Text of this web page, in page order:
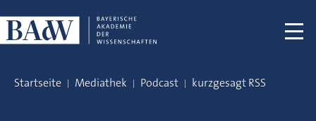
Startseite Mediathek Podcast kurzgesagt RSS